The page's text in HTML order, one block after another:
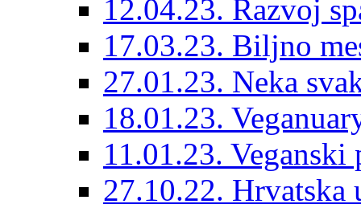
12.04.23. Razvoj
17.03.23. Biljno
27.01.23. Neka
18.01.23.
11.01.23.
27.10.22. Hrvatska